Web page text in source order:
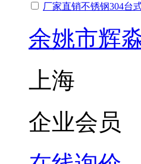
厂家直销不锈钢304台
余姚市辉
上海
企业会员